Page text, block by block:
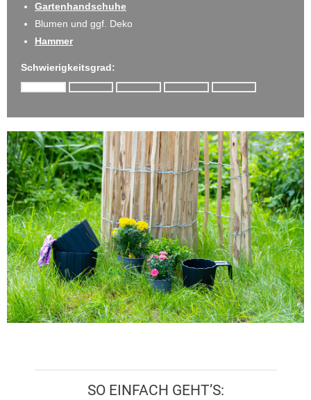
Gartenhandschuhe
Blumen und ggf. Deko
Hammer
Schwierigkeitsgrad:
SO EINFACH GEHT’S: